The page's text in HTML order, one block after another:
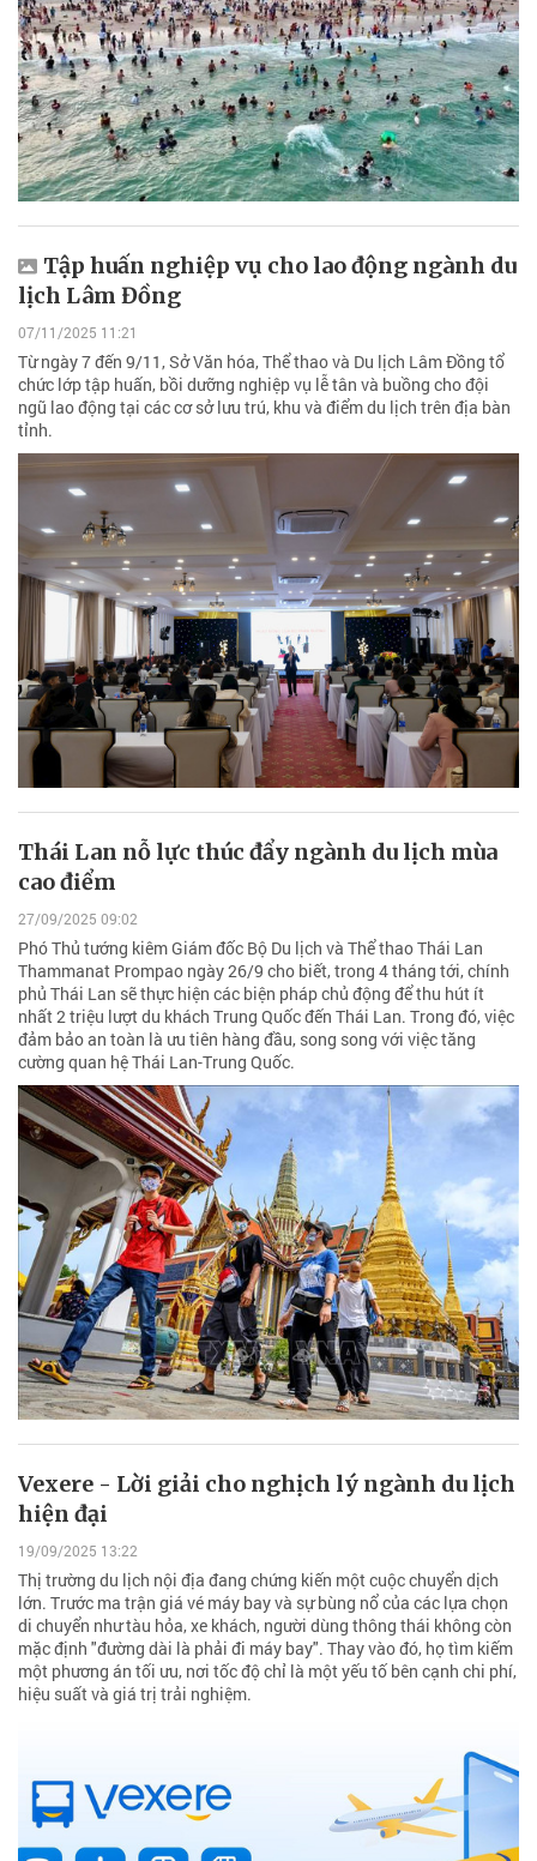
Tập huấn nghiệp vụ cho lao động ngành du
lịch Lâm Đồng
07/11/2025 11:21
Từ ngày 7 đến 9/11, Sở Văn hóa, Thể thao và Du lịch Lâm Đồng tổ
chức lớp tập huấn, bồi dưỡng nghiệp vụ lễ tân và buồng cho đội
ngũ lao động tại các cơ sở lưu trú, khu và điểm du lịch trên địa bàn
tỉnh.
Thái Lan nỗ lực thúc đẩy ngành du lịch mùa
cao điểm
27/09/2025 09:02
Phó Thủ tướng kiêm Giám đốc Bộ Du lịch và Thể thao Thái Lan
Thammanat Prompao ngày 26/9 cho biết, trong 4 tháng tới, chính
phủ Thái Lan sẽ thực hiện các biện pháp chủ động để thu hút ít
nhất 2 triệu lượt du khách Trung Quốc đến Thái Lan. Trong đó, việc
đảm bảo an toàn là ưu tiên hàng đầu, song song với việc tăng
cường quan hệ Thái Lan-Trung Quốc.
Vexere - Lời giải cho nghịch lý ngành du lịch
hiện đại
19/09/2025 13:22
Thị trường du lịch nội địa đang chứng kiến một cuộc chuyển dịch
lớn. Trước ma trận giá vé máy bay và sự bùng nổ của các lựa chọn
di chuyển như tàu hỏa, xe khách, người dùng thông thái không còn
mặc định "đường dài là phải đi máy bay". Thay vào đó, họ tìm kiếm
một phương án tối ưu, nơi tốc độ chỉ là một yếu tố bên cạnh chi phí,
hiệu suất và giá trị trải nghiệm.